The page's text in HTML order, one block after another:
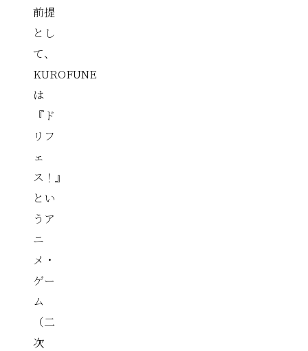
前提
とし
て、
KUROFUNE
は
『ド
リフ
ェ
ス！』
とい
うア
ニ
メ・
ゲー
ム
（二
次